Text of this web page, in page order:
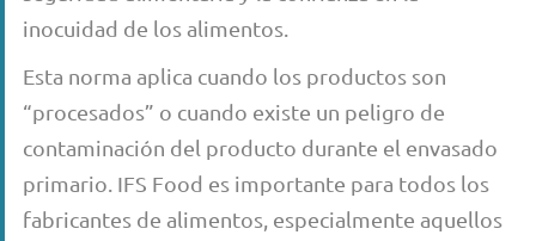
inocuidad de los alimentos.
Esta norma aplica cuando los productos son
“procesados” o cuando existe un peligro de
contaminación del producto durante el envasado
primario. IFS Food es importante para todos los
fabricantes de alimentos, especialmente aquellos